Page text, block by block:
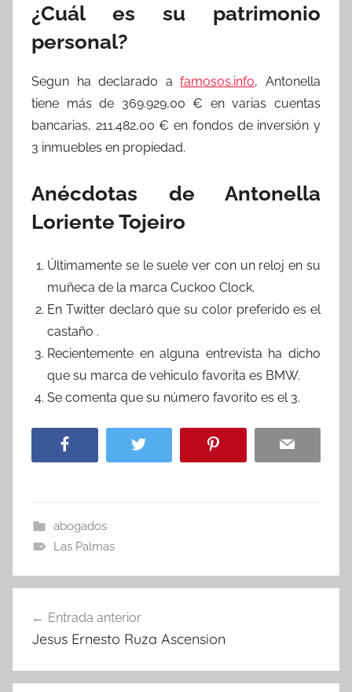
¿Cuál es su patrimonio
personal?
Segun ha declarado afamosos.info, Antonella
tiene más de 369.929,00 € en varias cuentas
bancarias, 211.482,00 € en fondos de inversión y
3 inmuebles en propiedad.
Anécdotas de Antonella
Loriente Tojeiro
Últimamente se le suele ver con un reloj en su
muñeca de la marca Cuckoo Clock.
En Twitter declaró que su color preferido es el
castaño .
Recientemente en alguna entrevista ha dicho
que su marca de vehiculo favorita es BMW.
Se comenta que su número favorito es el 3.
abogados
Las Palmas
de
Entrada anterior
Jesus Ernesto Ruza Ascension